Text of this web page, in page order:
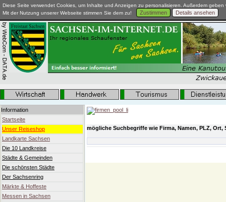
Diese Seite verwendet Cookies, um Inhalte und Anzeigen zu personalisieren. Außerdem
Mit der Nutzung unserer Webseite stimmen Sie dem zu!
Zustimmen Details ansehen
Information
Startseite
Unser Reiseshop
Landkarte Sachsen
Die 10 Landkreise
Städte & Gemeinden
Die schönsten Städte
Der Sachsenring
Märkte & Hoffeste
Messen in Sachsen
mögliche Suchbegriffe wie Firma, Namen, PLZ, Ort,